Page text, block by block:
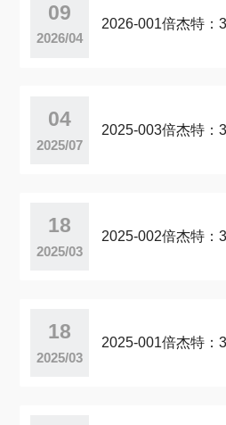
09
2026/04
04
2025/07
18
2025/03
18
2025/03